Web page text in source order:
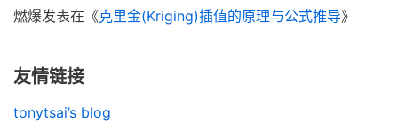
燃爆发表在《克里金(Kriging)插值的原理与公式推导》
友情链接
tonytsai’s blog